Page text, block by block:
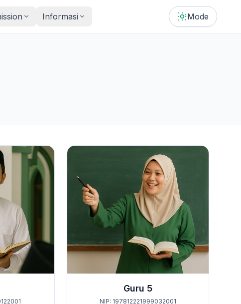
Informasi Mode
Guru 5
NIP: 197812221999032001